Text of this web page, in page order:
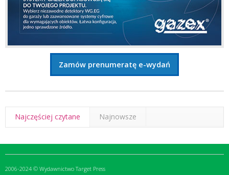
Zamów prenumeratę e-wydań
Najczęściej czytane Najnowsze
2006-2024 © Wydawnictwo Target Press